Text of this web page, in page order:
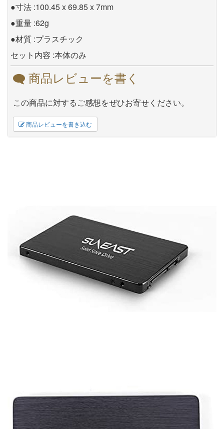
●寸法 :100.45 x 69.85 x 7mm
●重量 :62g
●材質 :プラスチック
セット内容 :本体のみ
商品レビューを書く
この商品に対するご感想をぜひお寄せください。
商品レビューを書き込む